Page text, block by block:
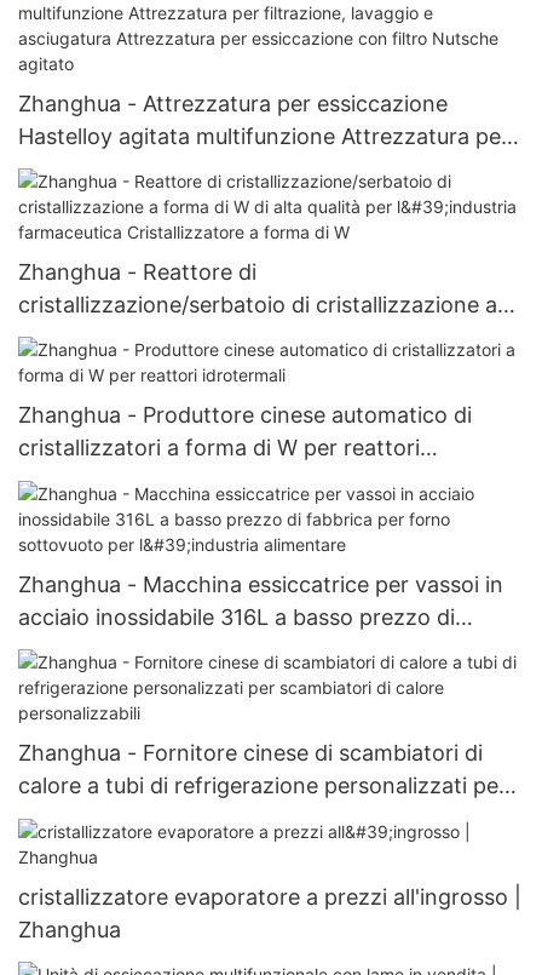
Zhanghua - Attrezzatura per essiccazione
Hastelloy agitata multifunzione Attrezzatura per
filtrazione, lavaggio e asciugatura Attrezzatura
per essiccazione con filtro Nutsche agitato
Zhanghua - Reattore di
cristallizzazione/serbatoio di cristallizzazione a
forma di W di alta qualità per l'industria
farmaceutica Cristallizzatore a forma di W
Zhanghua - Produttore cinese automatico di
cristallizzatori a forma di W per reattori
idrotermali
Zhanghua - Macchina essiccatrice per vassoi in
acciaio inossidabile 316L a basso prezzo di
fabbrica per forno sottovuoto per l'industria
alimentare
Zhanghua - Fornitore cinese di scambiatori di
calore a tubi di refrigerazione personalizzati per
scambiatori di calore personalizzabili
cristallizzatore evaporatore a prezzi all'ingrosso |
Zhanghua